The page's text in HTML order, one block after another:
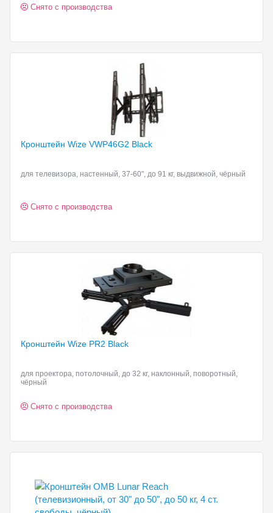
Снято с производства
Кронштейн Wize VWP46G2 Black
для телевизора, настенный, 37-60", до 91 кг, выдвижной, чёрный
Снято с производства
Кронштейн Wize PR2 Black
для проектора, потолочный, до 32 кг, наклонный, поворотный,
чёрный
Снято с производства